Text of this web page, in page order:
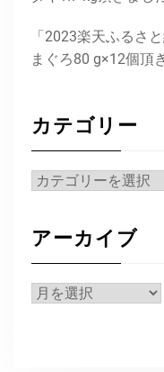
「2023楽天ふるさ
まぐろ80 g×12個頂
カテゴリー
カ
リ
アーカイブ
ア